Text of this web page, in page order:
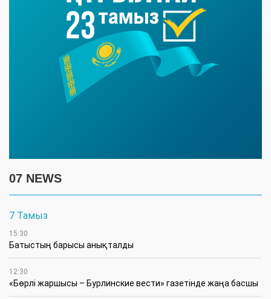
07 NEWS
7 Тамыз
15:30
Батыстың барысы анықталды
12:30
«Бөрлі жаршысы – Бурлинские вести» газетінде жаңа басшы